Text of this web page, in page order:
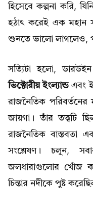
হিসেবে কল্পনা করি,
হঠাৎ করেই এক মহান
শুনতে ভালো লাগলেও,
সত্যিটা হলো,
ভিক্টোরীয় ইংল্যান্ডএবং
রাজনৈতিক
জায়গা। তাঁর তত্ত্বটি
রাজনৈতিক বাস্তবতা
সংশ্লেষণ। চলুন,
জলধারাগুলোর খোঁজ
চিন্তার নদীকে পুষ্ট